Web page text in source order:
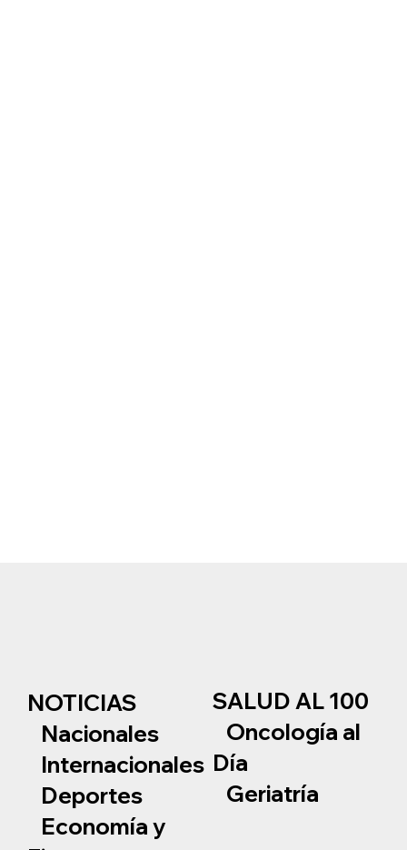
NOTICIAS
Nacionales
Internacionales
Deportes
Economía y
SALUD AL 100
Oncología al
Día
Geriatría